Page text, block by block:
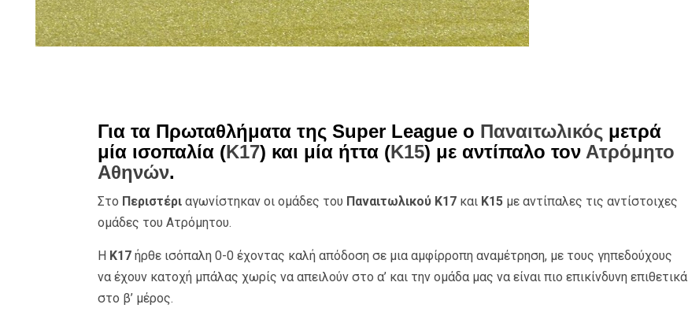
Για τα Πρωταθλήματα της Super League ο Παναιτωλικόςμετρά
μία ισοπαλία (Κ17) και μία ήττα (Κ15) με αντίπαλο τον Ατρόμητο
Αθηνών.
Στο Περιστέριαγωνίστηκαν οι ομάδες του Παναιτωλικού Κ17και Κ15με αντίπαλες τις αντίστοιχες
ομάδες του Ατρόμητου.
Η Κ17ήρθε ισόπαλη 0-0 έχοντας καλή απόδοση σε μια αμφίρροπη αναμέτρηση, με τους γηπεδούχους
να έχουν κατοχή μπάλας χωρίς να απειλούν στο α’ και την ομάδα μας να είναι πιο επικίνδυνη επιθετικά
στο β’ μέρος.